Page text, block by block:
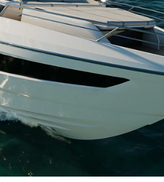
MODERN SLAVERY
STATEMENT
TERMS & CONDITIONS
COOKIE POLICY
RECRUITMENT